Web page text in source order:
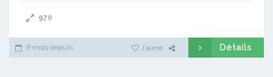
970
6 mois depuis J'aime Détails